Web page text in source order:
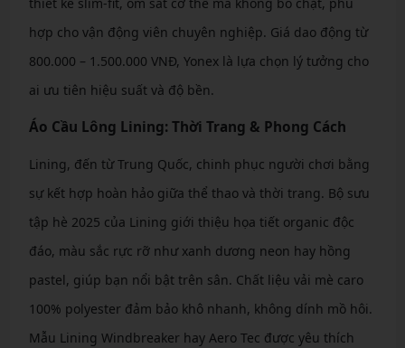
hợp cho vận động viên chuyên nghiệp. Giá dao động từ
800.000 – 1.500.000 VNĐ, Yonex là lựa chọn lý tưởng cho
ai ưu tiên hiệu suất và độ bền.
Áo Cầu Lông Lining: Thời Trang & Phong Cách
Lining, đến từ Trung Quốc, chinh phục người chơi bằng
sự kết hợp hoàn hảo giữa thể thao và thời trang. Bộ sưu
tập hè 2025 của Lining giới thiệu họa tiết organic độc
đáo, màu sắc rực rỡ như xanh dương neon hay hồng
pastel, giúp bạn nổi bật trên sân. Chất liệu vải mè caro
100% polyester đảm bảo khô nhanh, không dính mồ hôi.
Mẫu Lining Windbreaker hay Aero Tec được yêu thích